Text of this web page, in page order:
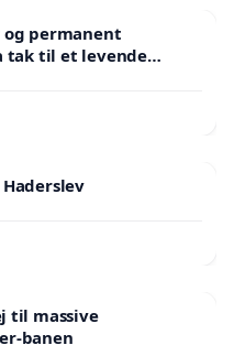
permanent
tak til et levende
til massive
banen